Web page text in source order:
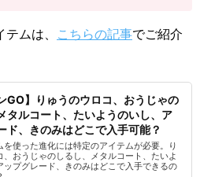
ムは、 こちらの記事でご紹介
GO】りゅうのウロコ、おうじゃの
タルコート、たいようのいし、ア
ド、きのみはどこで入手可能？
を使った進化には特定のアイテムが必要。り
、おうじゃのしるし、メタルコート、たいよ
ップグレード、きのみはどこで入手できるの